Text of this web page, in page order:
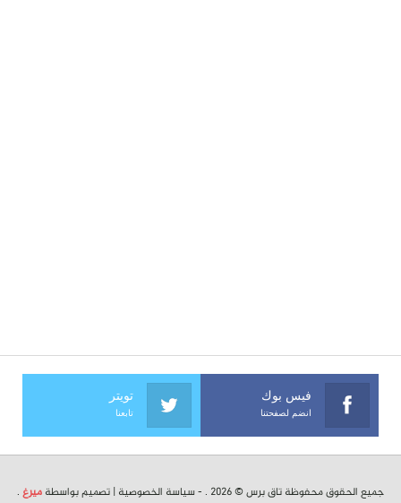
فيس بوك
انضم لصفحتنا
تويتر
تابعنا
جميع الحقوق محفوظة تاق برس © 2026 . - سياسة الخصوصية | تصميم بواسطة ميرغ .